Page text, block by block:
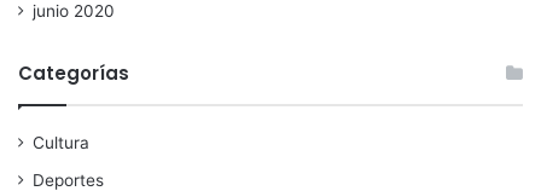
junio 2020
Categorías
Cultura
Deportes